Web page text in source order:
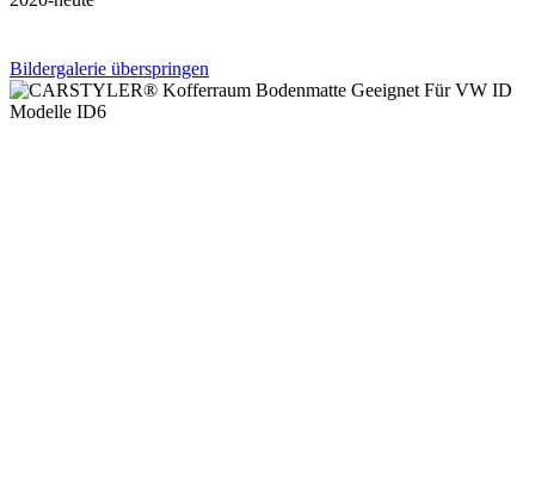
Bildergalerie überspringen